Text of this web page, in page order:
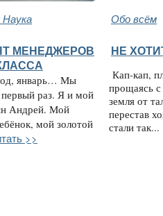
Наука Обо всём
МЕНЕДЖЕРОВ
январь… Мы
раз. Я и мой
Андрей. Мой
мой золотой
>>
НЕ
Кап-кап,
прощаясь
земля от
перестав
стали так...